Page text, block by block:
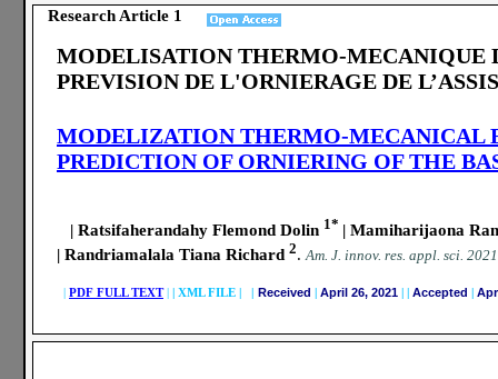
Research Article 1
MODELISATION THERMO-MECANIQUE
PREVISION DE L'ORNIERAGE DE
MODELIZATION THERMO-MECANICAL
PREDICTION OF ORNIERING OF THE
| Ratsifaherandahy Flemond Dolin 1* | Mamiharijaona
| Randriamalala Tiana Richard 2. Am. J. innov. res. appl. sci.
| PDF FULL TEXT| | XML FILE | | Received | April 26, 2021 | | Accepted |